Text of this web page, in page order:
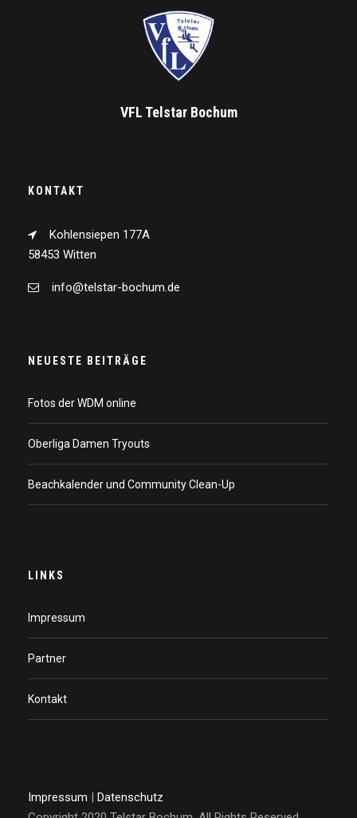
VFL Telstar Bochum
KONTAKT
Kohlensiepen 177A
58453 Witten
info@telstar-bochum.de
NEUESTE BEITRÄGE
Fotos der WDM online
Oberliga Damen Tryouts
Beachkalender und Community Clean-Up
LINKS
Impressum
Partner
Kontakt
Impressum | Datenschutz